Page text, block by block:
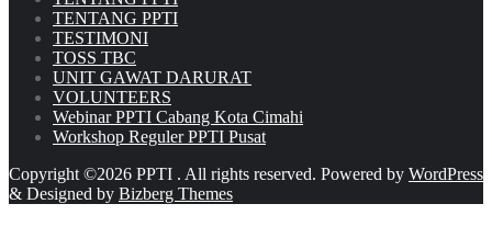
TENTANG PPTI
TESTIMONI
TOSS TBC
UNIT GAWAT DARURAT
VOLUNTEERS
Webinar PPTI Cabang Kota Cimahi
Workshop Reguler PPTI Pusat
Copyright ©2026 PPTI . All rights reserved. Powered by WordPress
& Designed by Bizberg Themes